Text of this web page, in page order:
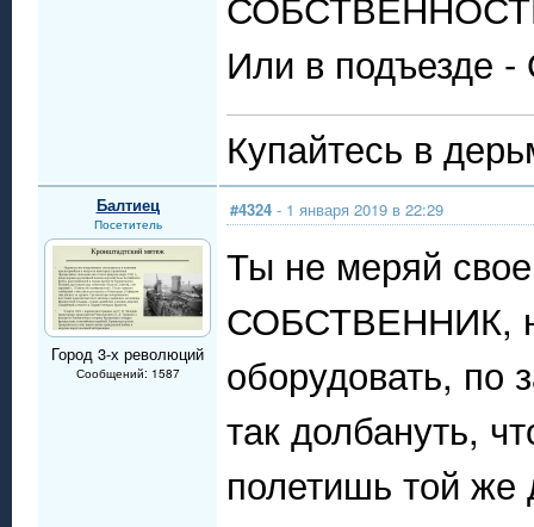
Или в
Купайтесь в
Балтиец
Посетитель
Город 3-х революций
Сообщений: 1587
#4324 - 1 января 2019 в 22:29
Ты не меряй
СОБСТВЕННИК,
оборудовать, по
так долбануть,
полетишь той же